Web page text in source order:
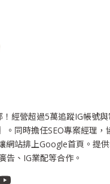
經營超過5萬追蹤IG帳號
。同時擔任SEO專案經理，
網站排上Google首頁。提供
告、IG業配等合作。